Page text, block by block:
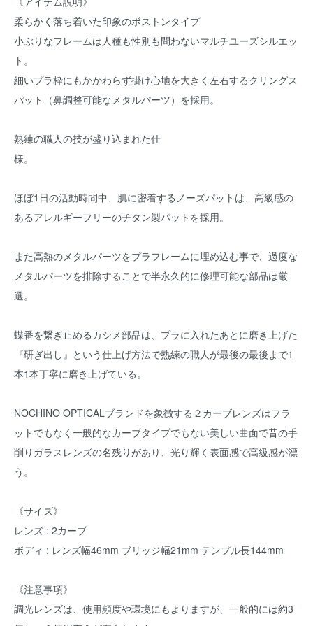
柔らかく落ち着いた印象のボストンタイプ
小ぶりなフレームは人種も性別も問わないマルチユーズシルエッ
ト。
細いプラ枠にもかかわらず掛け心地を大きく左右するクリングス
パット（鼻調整可能なメタルパーツ）を採用。
熟練の職人の技が盛り込まれた仕
様。
ほぼ1日の活動時間中、肌に密着するノーズパットは、高級感の
あるアレルギーフリーのチタン製パットを採用。
また高熱のメタルパーツをプラフレームに埋め込む事で、過度な
メタルパーツを排除することで半永久的に修理可能な部品は厳
選。
蝶番を繋ぎ止めるカシメ部品は、プラに入れたあとに磨き上げた
『研ぎ出し』という仕上げ方法で熟練の職人が最後の最後まで1
本1本丁寧に磨き上げている。
NOCHINO OPTICALブランドを象徴する２カーブレンズはフラ
ットでもなく一般的なカーブタイプでもない美しい曲面で昔の手
削りガラスレンズの名残りがあり、光り輝く表面感で高級感が漂
う。
《サイズ》
レンズ : 2カーブ
ボディ : レンズ幅46mm ブリッジ幅21mm テンプル長144mm
《注意事項》
調光レンズは、使用頻度や環境にもよりますが、一般的には約3